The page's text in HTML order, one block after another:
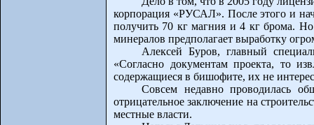
корпорация «РУСАЛ». После этого и
получить 70 кг магния и 4 кг брома. Но
минералов предполагает выработку
Алексей Буров, главный
«Согласно документам проекта, то
содержащиеся в бишофите, их не
Совсем недавно проводилась
отрицательное заключение на
местные власти.